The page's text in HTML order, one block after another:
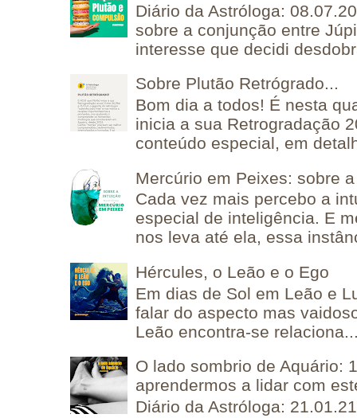
Diário da Astróloga:
sobre a conjunção entre
interesse que decidi
Sobre Plutão Retrógrado...
Bom dia a todos! É nesta
inicia a sua Retrogradação
conteúdo especial, em
Mercúrio em Peixes: sobre
Cada vez mais percebo a
especial de inteligência. E
nos leva até ela, essa
Hércules, o Leão e o Ego
Em dias de Sol em Leão e
falar do aspecto mas
Leão encontra-se
O lado sombrio de Aquário:
aprendermos a lidar com
Diário da Astróloga: